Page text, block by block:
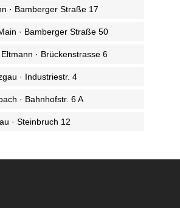
· Bamberger Straße 17
· Bamberger Straße 50
· Brückenstrasse 6
· Industriestr. 4
· Bahnhofstr. 6 A
· Steinbruch 12